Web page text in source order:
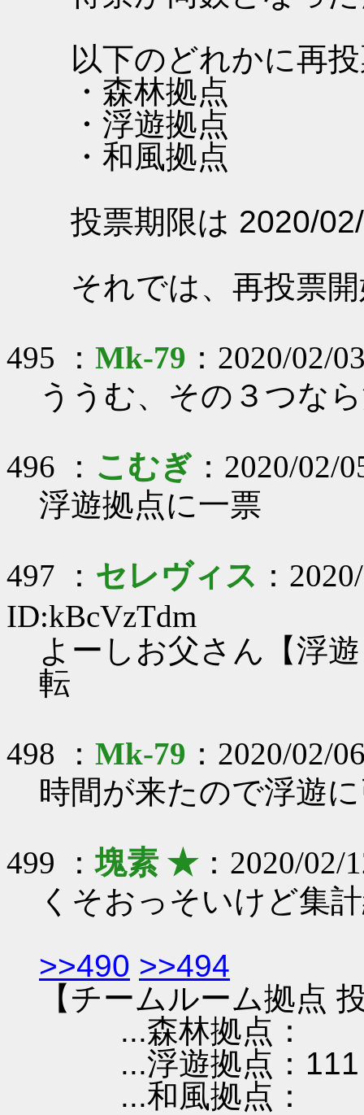
以下のどれかに再
・森林拠点
・浮遊拠点
・和風拠点
投票期限は 2020/
それでは、再投票開
495 ： Mk-79 ：2020/02/
ううむ、その３つな
496 ： こむぎ ：2020/02/
浮遊拠点に一票
497 ： セレヴィス ：
ID:kBcVzTdm
よーしお父さん【浮
転
498 ： Mk-79 ：2020/02/
時間が来たので浮遊
499 ：塊素 ★：2020/02/
くそおっそいけど集
>>490 >>494
【チームルーム拠点
...森林拠点：
...浮遊拠点：111
...和風拠点：